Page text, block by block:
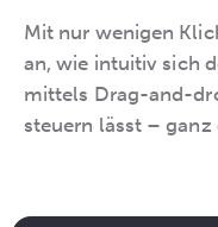
Mit nur wenigen
an, wie intuitiv sich
mittels Drag-and-
steuern lässt –